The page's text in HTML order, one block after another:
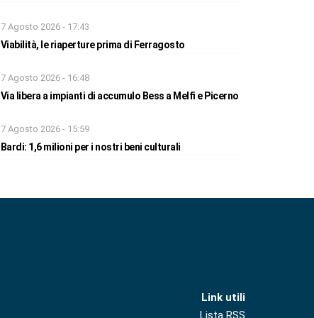
7 Agosto 2026 - 17:43
Viabilità, le riaperture prima di Ferragosto
7 Agosto 2026 - 16:48
Via libera a impianti di accumulo Bess a Melfi e Picerno
7 Agosto 2026 - 15:59
Bardi: 1,6 milioni per i nostri beni culturali
Link utili
Lista RSS